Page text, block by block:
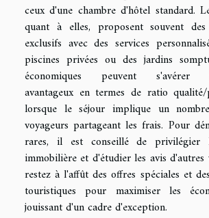
ceux d'une chambre d'hôtel standard.
quant à elles, proposent souvent des
exclusifs avec des services
piscines privées ou des jardins
économiques peuvent s'avérer
avantageux en termes de ratio
lorsque le séjour implique un
voyageurs partageant les frais. Pour
rares, il est conseillé de privilégier
immobilière et d'étudier les avis d'autres
restez à l'affût des offres spéciales et
touristiques pour maximiser les
jouissant d'un cadre d'exception.